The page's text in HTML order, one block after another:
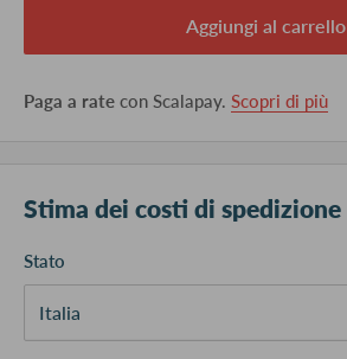
Aggiungi al carrello
Paga a rate con Scalapay. Scopri di più
Stima dei costi di spedizione
Stato